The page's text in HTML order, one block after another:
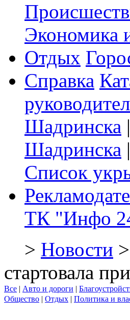
Экономика
Отдых
Справка
Шадринска |
Шадринска |
Список
ТК "Инфо
> Новости >
стартовала
Все | Авто и дороги |
Общество | Отдых | Политика и